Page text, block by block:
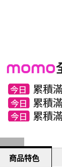
商品特色